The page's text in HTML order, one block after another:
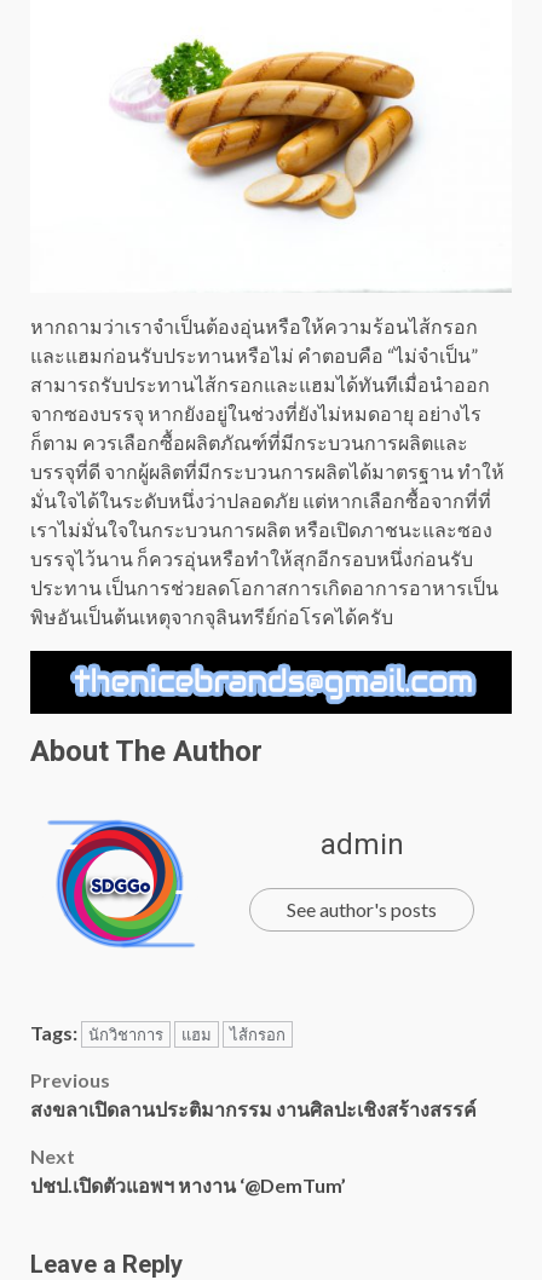
หากถามว่าเราจำเป็นต้องอุ่นหรือให้ความร้อนไส้กรอก
และแฮมก่อนรับประทานหรือไม่ คำตอบคือ “ไม่จำเป็น”
สามารถรับประทานไส้กรอกและแฮมได้ทันทีเมื่อนำออก
จากซองบรรจุ หากยังอยู่ในช่วงที่ยังไม่หมดอายุ อย่างไร
ก็ตาม ควรเลือกซื้อผลิตภัณฑ์ที่มีกระบวนการผลิตและ
บรรจุที่ดี จากผู้ผลิตที่มีกระบวนการผลิตได้มาตรฐาน ทำให้
มั่นใจได้ในระดับหนึ่งว่าปลอดภัย แต่หากเลือกซื้อจากที่ที่
เราไม่มั่นใจในกระบวนการผลิต หรือเปิดภาชนะและซอง
บรรจุไว้นาน ก็ควรอุ่นหรือทำให้สุกอีกรอบหนึ่งก่อนรับ
ประทาน เป็นการช่วยลดโอกาสการเกิดอาการอาหารเป็น
พิษอันเป็นต้นเหตุจากจุลินทรีย์ก่อโรคได้ครับ
About The Author
admin
See author's posts
Tags: นักวิชาการ แฮม ไส้กรอก
Post
Previous
สงขลาเปิดลานประติมากรรม งานศิลปะเชิงสร้างสรรค์
Next
ปชป.เปิดตัวแอพฯ หางาน ‘@DemTum’
Leave a Reply